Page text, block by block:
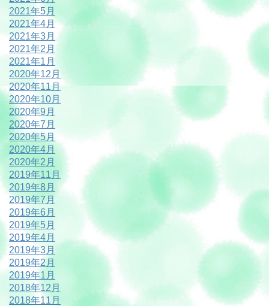
2021年5月
2021年4月
2021年3月
2021年2月
2021年1月
2020年12月
2020年11月
2020年10月
2020年9月
2020年7月
2020年5月
2020年4月
2020年2月
2019年11月
2019年8月
2019年7月
2019年6月
2019年5月
2019年4月
2019年3月
2019年2月
2019年1月
2018年12月
2018年11月